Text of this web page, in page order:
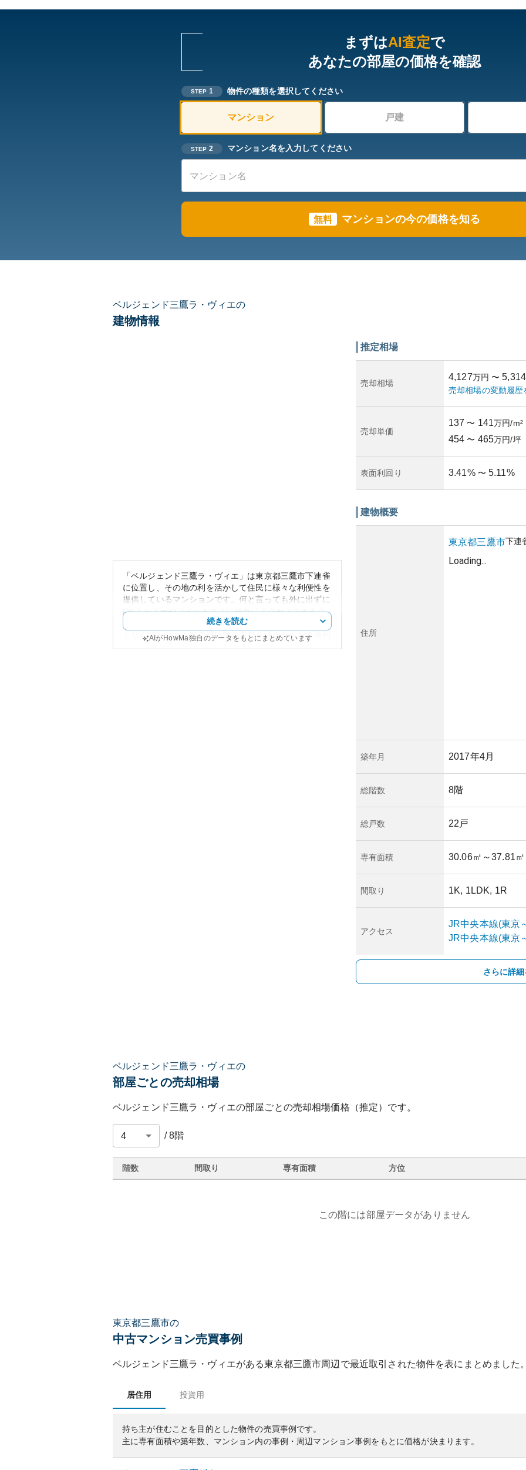
まずはAI査定で
あなたの部屋の価格を確認
STEP 1 物件の種類を選択してください
マンション 戸建
STEP 2 マンション名を入力してください
無料 マンションの今の価格を知る
ベルジェンド三鷹ラ・ヴィエの
建物情報
「ベルジェンド三鷹ラ・ヴィエ」は東京都三鷹市下連雀
に位置し、その地の利を活かして住民に様々な利便性を
提供しているマンションです。何と言っても外に出ずに
OKストアーやフィットネスに簡単にアクセスできる点
が大きな特徴になります。このため、週末に外出するこ
となくマンション内で買い物や運動を済ませられる便利
続きを読む
AIがHowMa独自のデータをもとにまとめています
推定相場
売却相場
4,127万円 〜 5,314
売却相場の変動履歴
売却単価
137 〜 141万円/m²
454 〜 465万円/坪
表面利回り 3.41% 〜 5.11%
建物概要
住所
東京都三鷹市下連
Loading...
築年月 2017年4月
総階数 8階
総戸数 22戸
専有面積 30.06㎡ ～37.81㎡
間取り 1K, 1LDK, 1R
アクセス
JR中央本線(東京
JR中央本線(東京
さらに詳
ベルジェンド三鷹ラ・ヴィエの
部屋ごとの売却相場
ベルジェンド三鷹ラ・ヴィエの部屋ごとの売却相場価格（推定）です。
/8階
階数 間取り 専有面積 方位
この階には部屋データがありません
東京都三鷹市の
中古マンション売買事例
ベルジェンド三鷹ラ・ヴィエがある東京都三鷹市周辺で最近取引された物件を表にまとめました
居住用 投資用
持ち主が住むことを目的とした物件の売買事例です。
主に専有面積や築年数、マンション内の事例・周辺マンション事例をもとに価格が決まります。